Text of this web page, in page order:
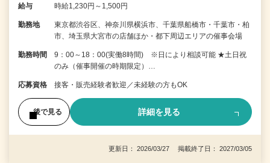
給与 時給1,230円～1,500円
勤務地
東京都渋谷区、神奈川県横浜市、千葉県船橋市・千葉市・柏
市、埼玉県大宮市の店舗ほか・都下周辺エリアの催事会場
勤務時間
9：00～18：00(実働8時間) ※日により相談可能 ★土日祝
のみ（催事開催の時期限定）…
応募資格 接客・販売経験者歓迎／未経験の方もOK
後で見る 詳細を見る
更新日： 2026/03/27 掲載終了日： 2027/03/05